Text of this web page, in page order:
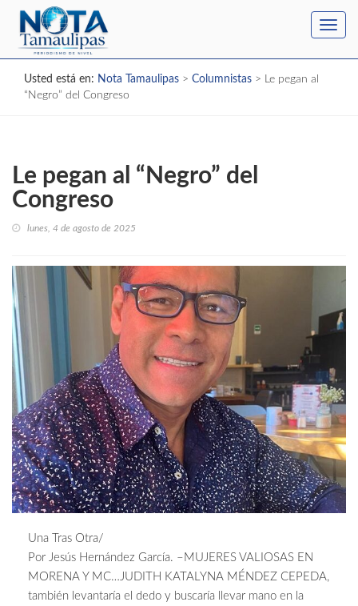
Usted está en: Nota Tamaulipas > Columnistas > Le pegan al
“Negro” del Congreso
Le pegan al “Negro” del
Congreso
lunes, 4 de agosto de 2025
Una Tras Otra/
Por Jesús Hernández García. –MUJERES VALIOSAS EN
MORENA Y MC…JUDITH KATALYNA MÉNDEZ CEPEDA,
también levantaría el dedo y buscaría llevar mano en la